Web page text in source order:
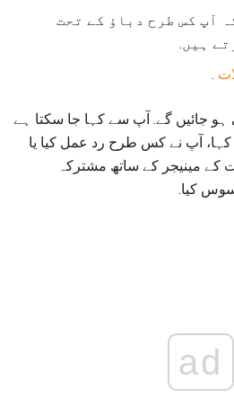
آپ کس طرح دباؤ کے تحت
ہیں.
.
ہو جائیں گے. آپ سے کہا جا سکتا ہے
کہا، آپ نے کس طرح رد عمل کیا یا
کے مینیجر کے ساتھ مشترکہ
کیا.
ad